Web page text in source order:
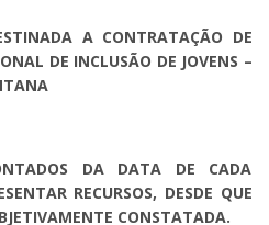
A CONTRATAÇÃO DE
DE INCLUSÃO DE JOVENS –
DA DATA DE CADA
RECURSOS, DESDE QUE
CONSTATADA.